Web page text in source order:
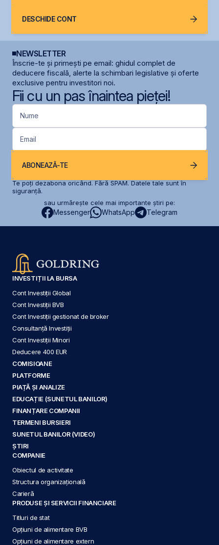
DESCHIDE CONT
NEWSLETTER
Înscrie-te și primești pe email: ghidul complet de
deducere fiscală, alerte la schimbari legislative și oferte
exclusive pentru investitori noi.
Fii cu un pas înaintea pieței!
Nume
Email
ABONEAZĂ-TE
Te poți dezabona oricând. Fără SPAM. Datele tale sunt în
siguranță.
sau urmărește cele mai importante știri pe:
Messenger WhatsApp Telegram
INVESTIȚII LA BURSA
Cont Investiții Global
Cont Investiții BVB
Cont Investiții gestionat de broker
Consultanță Investiții
Cont Investiții Minori
Deducere 400 EUR
COMISIOANE
PLATFORME
PIAȚĂ ȘI ANALIZE
EDUCAȚIE (SUNETUL BANILOR)
FINANȚARE COMPANII
TERMENI BURSIERI
SUNETUL BANILOR (VIDEO)
ȘTIRI
COMPANIE
Obiectul de activitate
Structura organizațională
Carieră
PRODUSE ȘI SERVICII FINANCIARE
Titluri de stat
Opțiuni de alimentare BVB
Opțiuni de alimentare extern